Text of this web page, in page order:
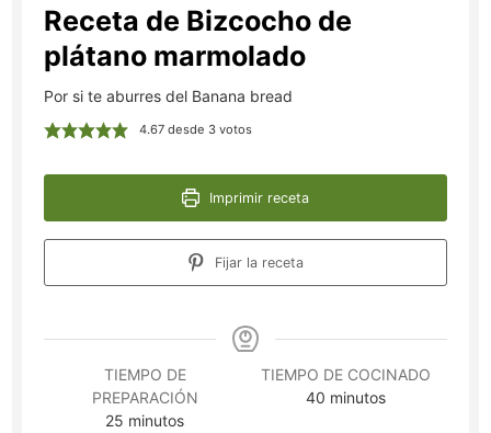
Receta de Bizcocho de
plátano marmolado
Por si te aburres del Banana bread
4.67 desde 3 votos
Imprimir receta
Fijar la receta
TIEMPO DE
PREPARACIÓN
25 minutos
minutos
TIEMPO DE COCINADO
40 minutos
minutos